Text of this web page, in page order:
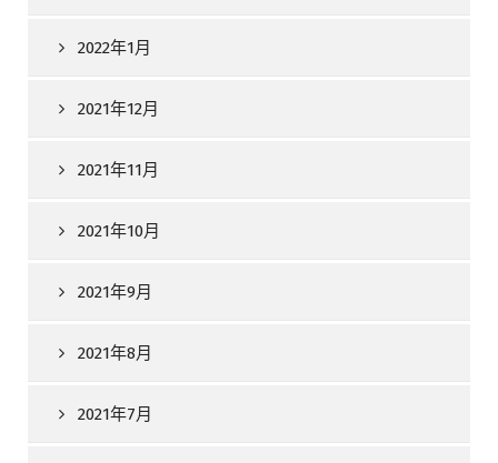
2022年1月
2021年12月
2021年11月
2021年10月
2021年9月
2021年8月
2021年7月